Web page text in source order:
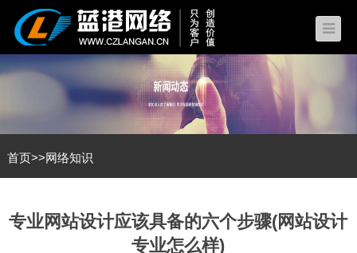
首页>>网络知识
专业网站设计应该具备的六个步骤(网站设计
专业怎么样)